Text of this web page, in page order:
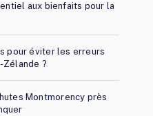
aux bienfaits pour la
pour éviter les erreurs
?
Montmorency près